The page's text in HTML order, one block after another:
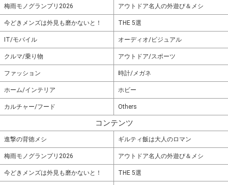
梅雨モノグランプリ2026 アウトドア名人の外遊び＆メシ
今どきメンズは外見も磨かないと！ THE 5選
IT/モバイル オーディオ/ビジュアル
クルマ/乗り物 アウトドア/スポーツ
ファッション 時計/メガネ
ホーム/インテリア ホビー
カルチャー/フード Others
コンテンツ
進撃の背徳メシ ギルティ飯は大人のロマン
梅雨モノグランプリ2026 アウトドア名人の外遊び＆メシ
今どきメンズは外見も磨かないと！ THE 5選